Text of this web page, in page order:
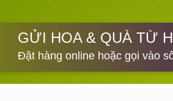
GỬI HOA & QUÀ TỪ
Đặt hàng online hoặc gọi vào